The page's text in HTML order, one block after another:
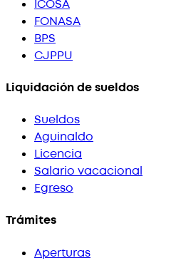
ICOSA
FONASA
BPS
CJPPU
Liquidación de sueldos
Sueldos
Aguinaldo
Licencia
Salario vacacional
Egreso
Trámites
Aperturas